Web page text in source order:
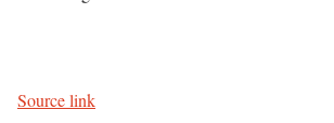
Source link